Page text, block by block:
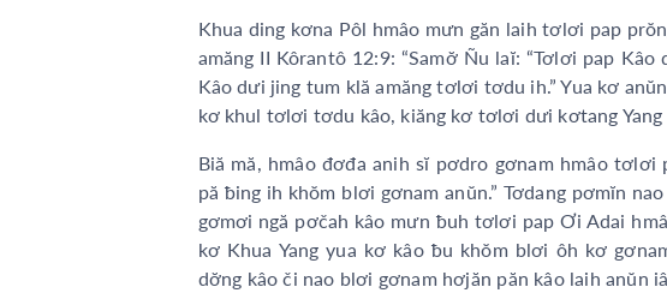
Khua ding kơna Pôl hmâo mưn găn laih tơlơi pap
amăng II Kôrantô 12:9: “Samơ̆ Ñu laĭ: “Tơlơi pap
Kâo dưi jing tum klă amăng tơlơi tơdu ih.” Yua kơ
kơ khul tơlơi tơdu kâo, kiăng kơ tơlơi dưi kơtang Yang
Biă mă, hmâo đơđa anih sĭ pơdro gơnam hmâo tơlơi
pă ƀing ih khŏm blơi gơnam anŭn.” Tơdang pơmĭn
gơmơi ngă pơčah kâo mưn ƀuh tơlơi pap Ơi Adai
kơ Khua Yang yua kơ kâo ƀu khŏm blơi ôh kơ
dơ̆ng kâo či nao blơi gơnam hơjăn păn kâo laih anŭn